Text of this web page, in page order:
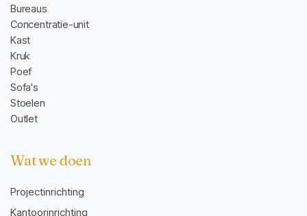
Bureaus
Concentratie-unit
Kast
Kruk
Poef
Sofa's
Stoelen
Outlet
Wat we doen
Projectinrichting
Kantoorinrichting